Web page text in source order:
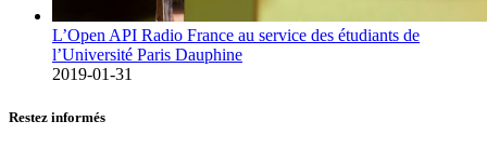
L’Open API Radio France au service des étudiants de
l’Université Paris Dauphine
2019-01-31
Restez informés